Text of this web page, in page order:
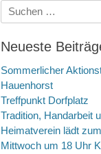
Suchen
nach:
Neueste
Sommerlicher
Hauenhorst
Treffpunkt Dorfplatz
Tradition, Handarbeit
Heimatverein lädt
Mittwoch um 18 Uhr